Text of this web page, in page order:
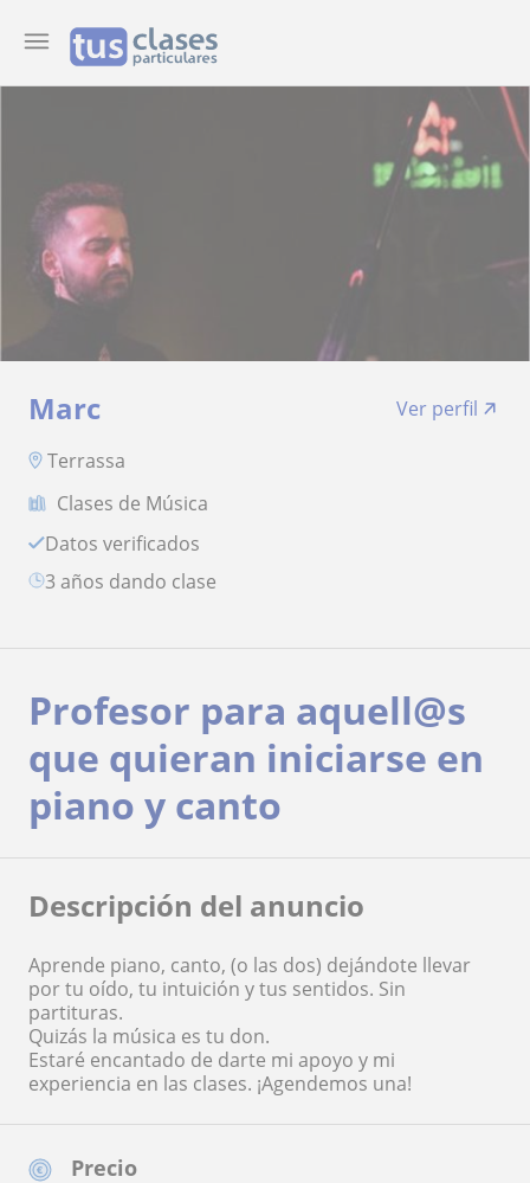
Marc
Ver perfil
Terrassa
Clases de Música
Datos verificados
3 años dando clase
Precio
Profesor para aquell@s
que quieran iniciarse en
piano y canto
Descripción del anuncio
Aprende piano, canto, (o las dos) dejándote llevar
por tu oído, tu intuición y tus sentidos. Sin
partituras.
Quizás la música es tu don.
Estaré encantado de darte mi apoyo y mi
experiencia en las clases. ¡Agendemos una!